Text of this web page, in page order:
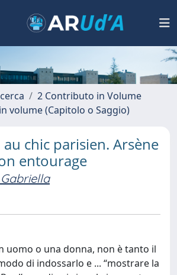
2 Contributo in Volume
volume (Capitolo o Saggio)
chic parisien. Arsène
entourage
Gabriella
uomo o una donna, non è tanto il
di indossarlo e ... “mostrare la